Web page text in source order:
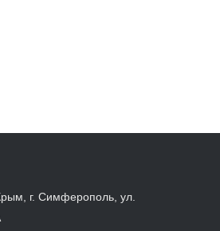
г. Симферополь, ул.